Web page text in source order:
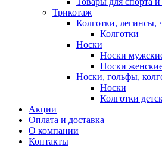
Трикотаж
Колготки, легинсы,
Колготки
Носки
Носки
Носки
Носки, гольфы,
Носки
Колготки
Акции
Оплата и доставка
О компании
Контакты